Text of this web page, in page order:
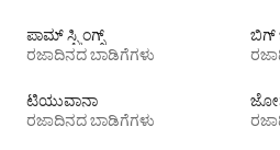
ಪಾಮ್ ಸ್ಪ್ರಿಂಗ್ಸ್
ರಜಾದಿನದ ಬಾಡಿಗೆಗಳು
ಬಿಗ್
ಟಿ‍ಯುವಾನಾ
ರಜಾದಿನದ ಬಾಡಿಗೆಗಳು